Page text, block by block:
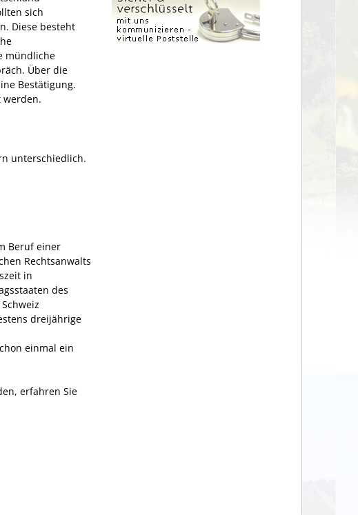
sich
Diese besteht
mündliche
Über die
Bestätigung.
werden.
unterschiedlich.
Beruf einer
Rechtsanwalts
in
des
dreijährige
einmal ein
erfahren Sie